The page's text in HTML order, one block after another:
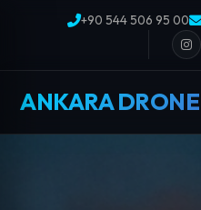
+90 544 506 95 00
ANKARA DRONE